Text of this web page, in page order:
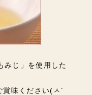
みじ」を使用した
味ください(ㅅ´